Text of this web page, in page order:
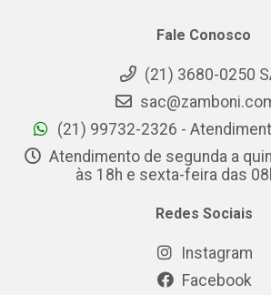
Fale Conosco
(21) 3680-0250
(21) 99732-2326 -
Atendimento de segunda a
às 18h e sexta-feira das
Redes Sociais
Instagram
Facebook